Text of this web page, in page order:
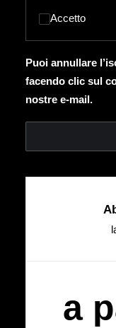
Accetto
Puoi annullare
facendo clic sul
nostre e-mail.
a